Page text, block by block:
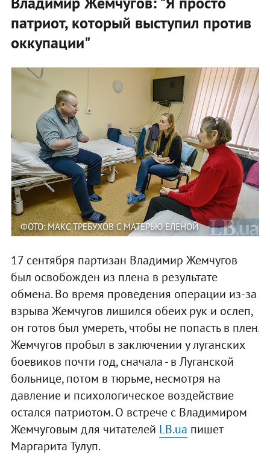
патриот, который выступил против
оккупации"
ФОТО: МАКС ТРЕБУХОВ С МАТЕРЬЮ ЕЛЕНОЙ
17 сентября партизан Владимир Жемчугов
был освобожден из плена в результате
обмена. Во время проведения операции из-за
взрыва Жемчугов лишился обеих рук и ослеп,
он готов был умереть, чтобы не попасть в плен.
Жемчугов пробыл в заключении у луганских
боевиков почти год, сначала - в Луганской
больнице, потом в тюрьме, несмотря на
давление и психологическое воздействие
остался патриотом. О встрече с Владимиром
Жемчуговым для читателей LB.ua пишет
Маргарита Тулуп.